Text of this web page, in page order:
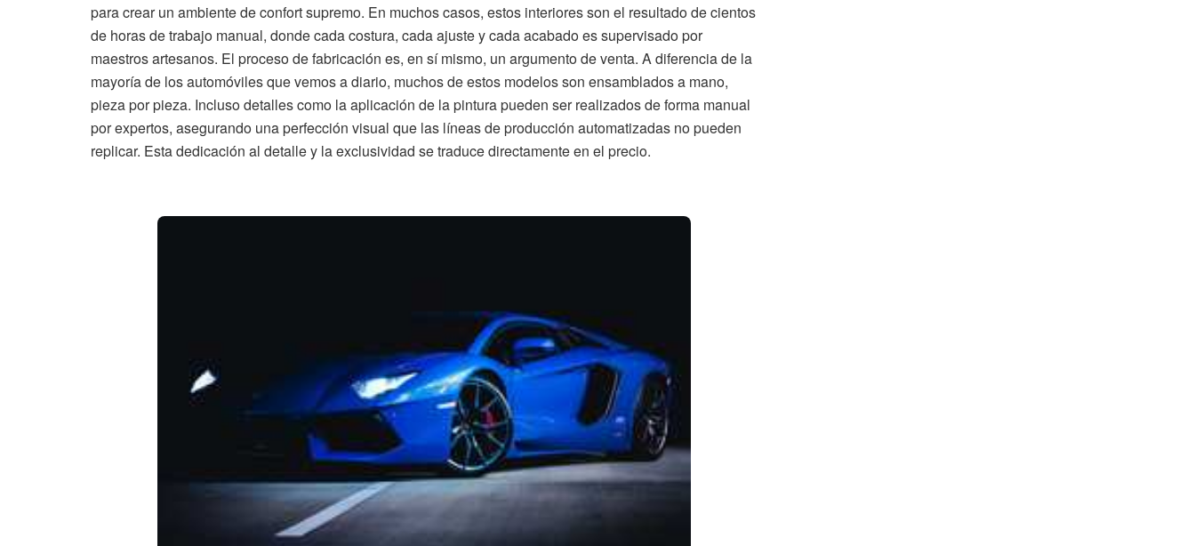
para crear un ambiente de confort supremo. En muchos casos, estos interiores son el resultado de cientos
de horas de trabajo manual, donde cada costura, cada ajuste y cada acabado es supervisado por
maestros artesanos. El proceso de fabricación es, en sí mismo, un argumento de venta. A diferencia de la
mayoría de los automóviles que vemos a diario, muchos de estos modelos son ensamblados a mano,
pieza por pieza. Incluso detalles como la aplicación de la pintura pueden ser realizados de forma manual
por expertos, asegurando una perfección visual que las líneas de producción automatizadas no pueden
replicar. Esta dedicación al detalle y la exclusividad se traduce directamente en el precio.